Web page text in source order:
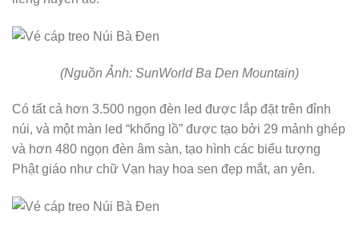
(Nguồn Ảnh: SunWorld Ba Den Mountain)
Có tất cả hơn 3.500 ngọn đèn led được lắp đặt trên đỉnh
núi, và một màn led “khổng lồ” được tạo bởi 29 mảnh ghép
và hơn 480 ngọn đèn âm sàn, tạo hình các biểu tượng
Phật giáo như chữ Vạn hay hoa sen đẹp mắt, an yên.